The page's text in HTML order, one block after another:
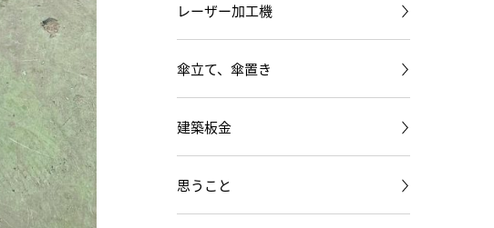
レーザー加工機
傘立て、傘置き
建築板金
思うこと